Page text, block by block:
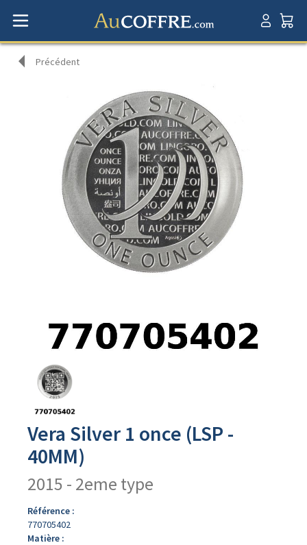
Précédent
produit
Vera Silver 1 once (LSP -
40MM)
2015 - 2eme type
Référence :
770705402
Matière :